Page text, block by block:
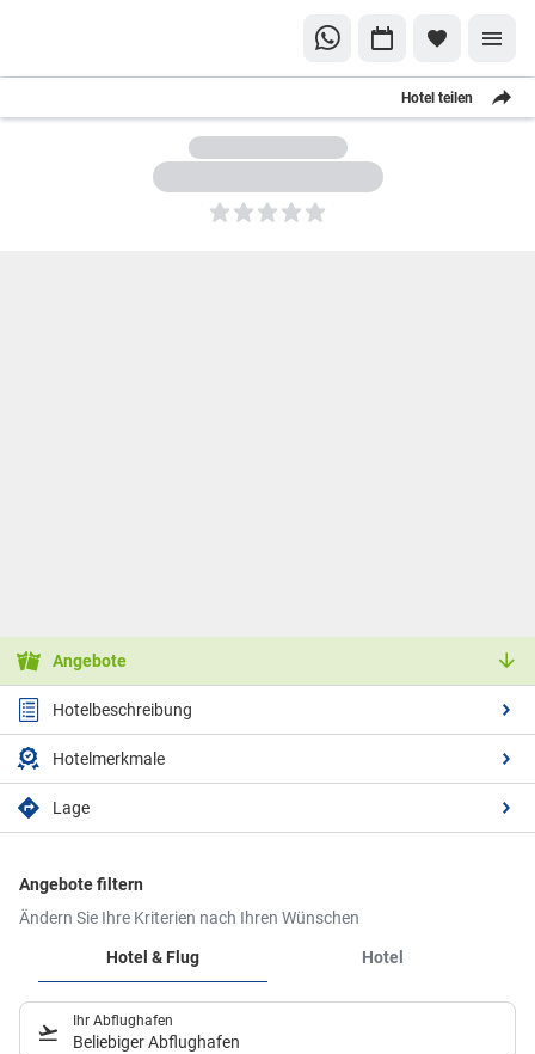
Hotel teilen
5
Angebote
Hotelbeschreibung
Hotelmerkmale
Lage
Angebote filtern
Ändern Sie Ihre Kriterien nach Ihren Wünschen
Hotel & Flug
Hotel
Ihr Abflughafen
Beliebiger Abflughafen